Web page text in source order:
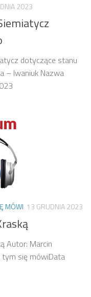
2023
dotyczące stanu
– Iwaniuk Nazwa
MÓWI 13 GRUDNIA 2023
Autor: Marcin
tym się mówiData